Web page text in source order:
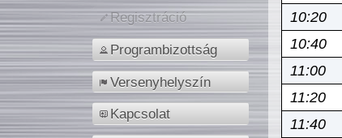
Regisztráció
Programbizottság
Versenyhelyszín
Kapcsolat
10:20
10:40
11:00
11:20
11:40